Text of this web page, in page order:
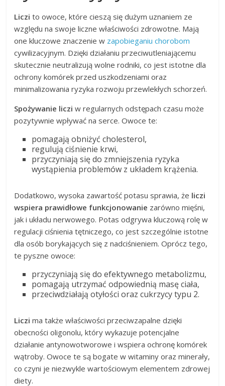
Liczi to owoce, które cieszą się dużym uznaniem ze
względu na swoje liczne właściwości zdrowotne. Mają
one kluczowe znaczenie w zapobieganiu chorobom
cywilizacyjnym. Dzięki działaniu przeciwutleniającemu
skutecznie neutralizują wolne rodniki, co jest istotne dla
ochrony komórek przed uszkodzeniami oraz
minimalizowania ryzyka rozwoju przewlekłych schorzeń.
Spożywanie liczi w regularnych odstępach czasu może
pozytywnie wpływać na serce. Owoce te:
pomagają obniżyć cholesterol,
regulują ciśnienie krwi,
przyczyniają się do zmniejszenia ryzyka
wystąpienia problemów z układem krążenia.
Dodatkowo, wysoka zawartość potasu sprawia, że liczi
wspiera prawidłowe funkcjonowanie zarówno mięśni,
jak i układu nerwowego. Potas odgrywa kluczową rolę w
regulacji ciśnienia tętniczego, co jest szczególnie istotne
dla osób borykających się z nadciśnieniem. Oprócz tego,
te pyszne owoce:
przyczyniają się do efektywnego metabolizmu,
pomagają utrzymać odpowiednią masę ciała,
przeciwdziałają otyłości oraz cukrzycy typu 2.
Liczi ma także właściwości przeciwzapalne dzięki
obecności oligonolu, który wykazuje potencjalne
działanie antynowotworowe i wspiera ochronę komórek
wątroby. Owoce te są bogate w witaminy oraz minerały,
co czyni je niezwykle wartościowym elementem zdrowej
diety.